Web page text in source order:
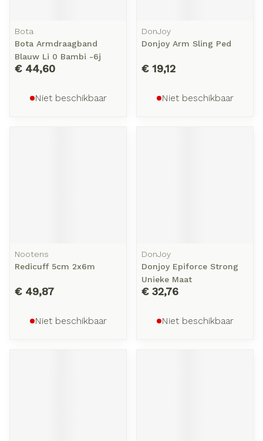
Bota
Bota Armdraagband
Blauw Li 0 Bambi -6j
€ 44,60
Niet beschikbaar
DonJoy
Donjoy Arm Sling Ped
€ 19,12
Niet beschikbaar
Nootens
Redicuff 5cm 2x6m
€ 49,87
Niet beschikbaar
DonJoy
Donjoy Epiforce Strong
Unieke Maat
€ 32,76
Niet beschikbaar